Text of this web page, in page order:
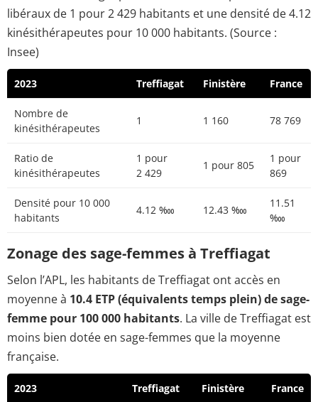
libéraux de 1 pour 2 429 habitants et une densité de 4.12
kinésithérapeutes pour 10 000 habitants. (Source :
Insee)
2023 Treffiagat Finistère France
Nombre de
kinésithérapeutes
1 1 160 78 769
Ratio de
kinésithérapeutes
1 pour
2 429
1 pour 805
1 pour
869
Densité pour 10 000
habitants
4.12 ‱ 12.43 ‱
11.51
‱
Zonage des sage-femmes à Treffiagat
Selon l’APL, les habitants de Treffiagat ont accès en
moyenne à 10.4 ETP (équivalents temps plein) de sage-
femme pour 100 000 habitants. La ville de Treffiagat est
moins bien dotée en sage-femmes que la moyenne
française.
2023 Treffiagat Finistère France